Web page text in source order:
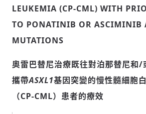
LEUKEMIA (CP-CML) WITH
TO PONATINIB OR
MUTATIONS
奧雷巴替尼治療既往對泊那替尼和/
攜帶ASXL1基因突變的慢性髓細胞
（CP-CML）患者的療效